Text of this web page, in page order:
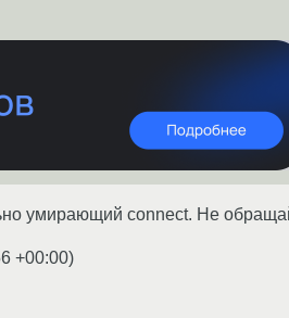
умирающий connect. Не
+00:00)